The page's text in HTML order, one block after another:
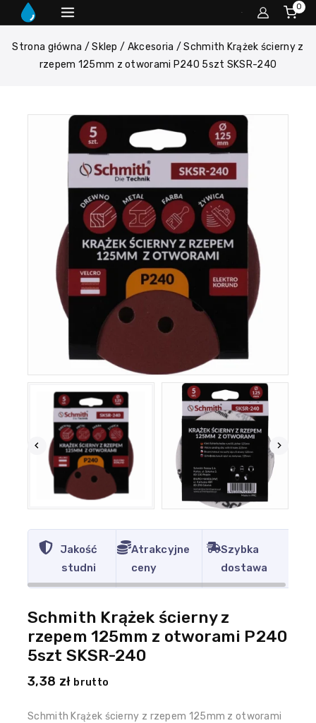
0
Strona główna / Sklep / Akcesoria / Schmith Krążek ścierny z
rzepem 125mm z otworami P240 5szt SKSR-240
Jakość
studni
Atrakcyjne
ceny
Szybka
dostawa
Schmith Krążek ścierny z
rzepem 125mm z otworami P240
5szt SKSR-240
3,38 zł brutto
Schmith Krążek ścierny z rzepem 125mm z otworami